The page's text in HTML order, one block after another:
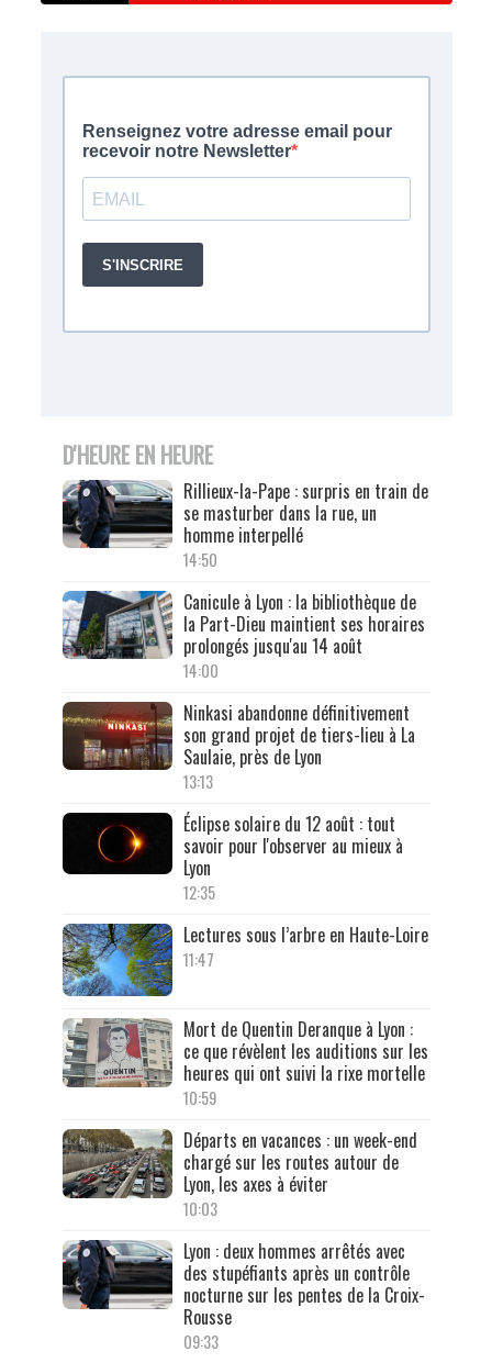
D'HEURE EN HEURE
Rillieux-la-Pape : surpris en train de
se masturber dans la rue, un
homme interpellé
14:50
Canicule à Lyon : la bibliothèque de
la Part-Dieu maintient ses horaires
prolongés jusqu'au 14 août
14:00
Ninkasi abandonne définitivement
son grand projet de tiers-lieu à La
Saulaie, près de Lyon
13:13
Éclipse solaire du 12 août : tout
savoir pour l'observer au mieux à
Lyon
12:35
Lectures sous l’arbre en Haute-Loire
11:47
Mort de Quentin Deranque à Lyon :
ce que révèlent les auditions sur les
heures qui ont suivi la rixe mortelle
10:59
Départs en vacances : un week-end
chargé sur les routes autour de
Lyon, les axes à éviter
10:03
Lyon : deux hommes arrêtés avec
des stupéfiants après un contrôle
nocturne sur les pentes de la Croix-
Rousse
09:33